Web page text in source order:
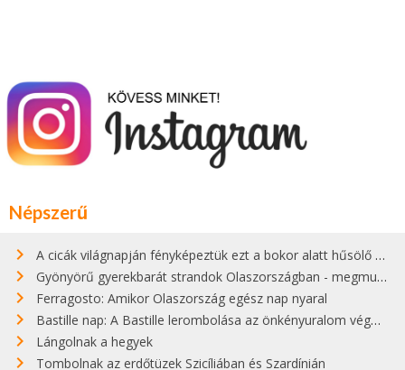
Népszerű
A cicák világnapján fényképeztük ezt a bokor alatt hűsölő cicát Kisorosziban
Gyönyörű gyerekbarát strandok Olaszországban - megmutatjuk a 15 legjobbat
Ferragosto: Amikor Olaszország egész nap nyaral
Bastille nap: A Bastille lerombolása az önkényuralom végét jelentette
Lángolnak a hegyek
Tombolnak az erdőtüzek Szicíliában és Szardínián